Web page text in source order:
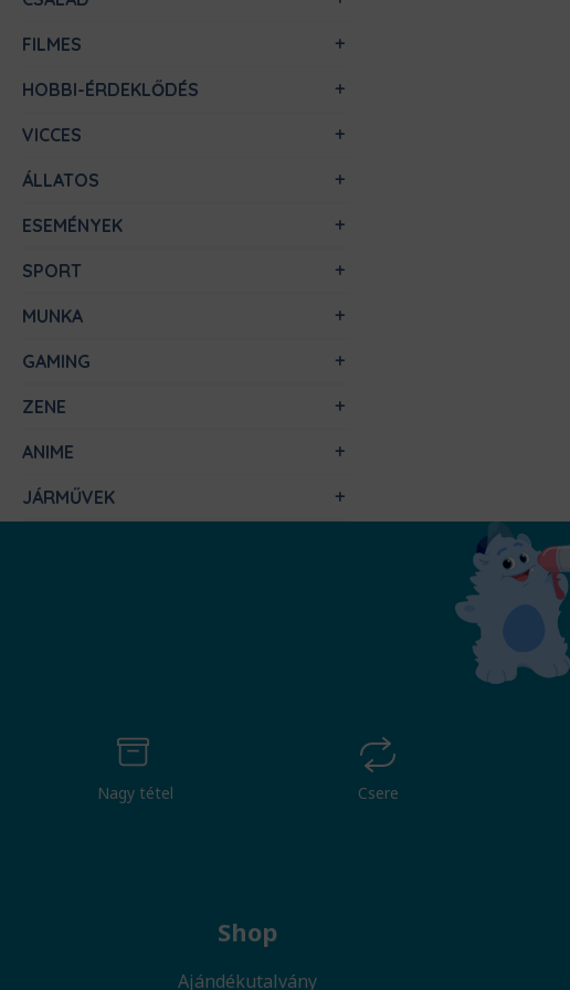
FILMES
HOBBI-ÉRDEKLŐDÉS
VICCES
ÁLLATOS
ESEMÉNYEK
SPORT
MUNKA
GAMING
ZENE
ANIME
JÁRMŰVEK
Nagy tétel Csere
Shop
Ajándékutalvány